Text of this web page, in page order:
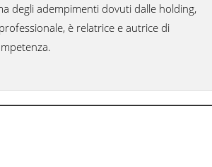
degli adempimenti dovuti dalle holding,
è relatrice e autrice di